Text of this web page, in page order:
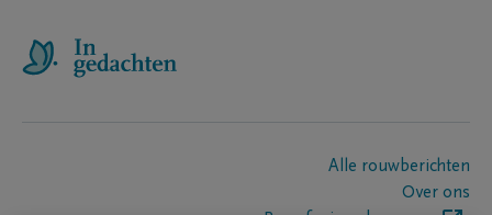
Alle rouwberichten
Over ons